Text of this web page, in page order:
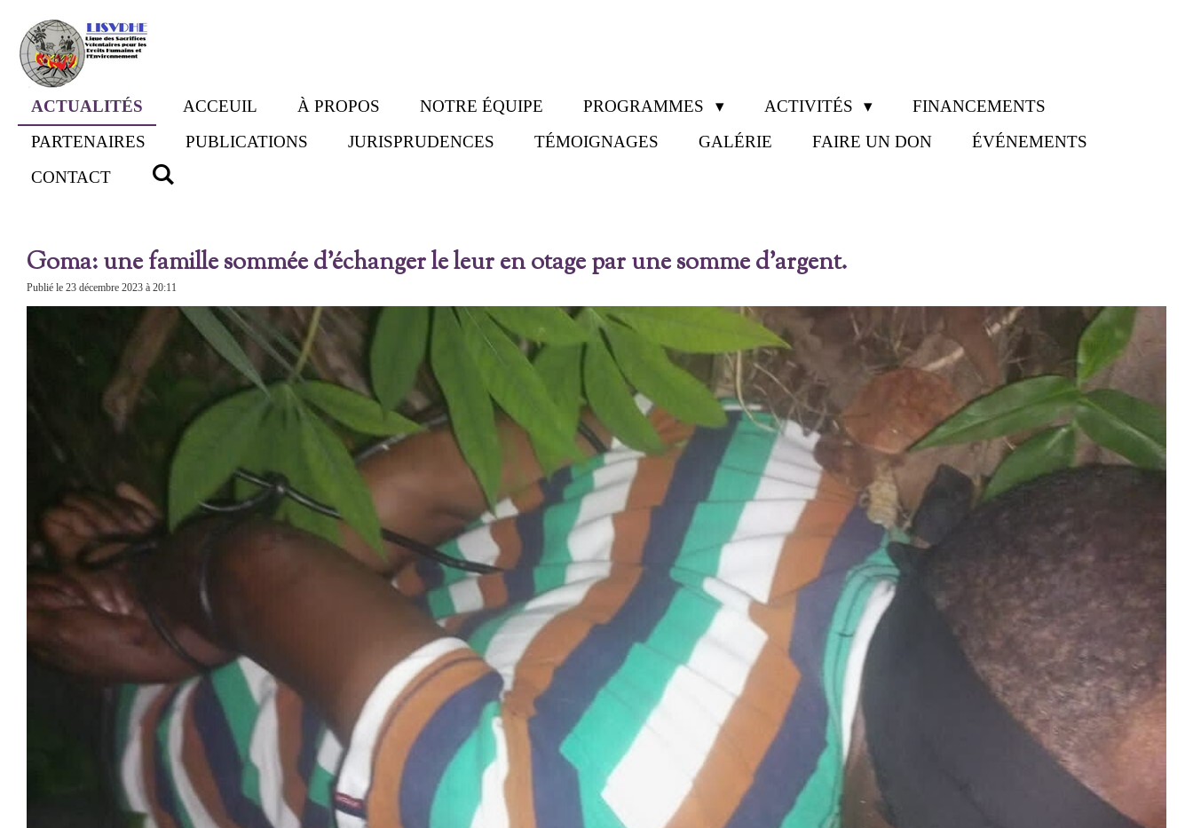
contenu
principal
ACTUALITÉS ACCEUIL À PROPOS NOTRE ÉQUIPE PROGRAMMES ACTIVITÉS
FINANCEMENTS
PARTENAIRES
PUBLICATIONS JURISPRUDENCES TÉMOIGNAGES GALÉRIE FAIRE UN DON
ÉVÉNEMENTS
CONTACT
Goma: une famille sommée d’échanger le leur en otage par une somme d’argent.
Publié le 23 décembre 2023 à 20:11